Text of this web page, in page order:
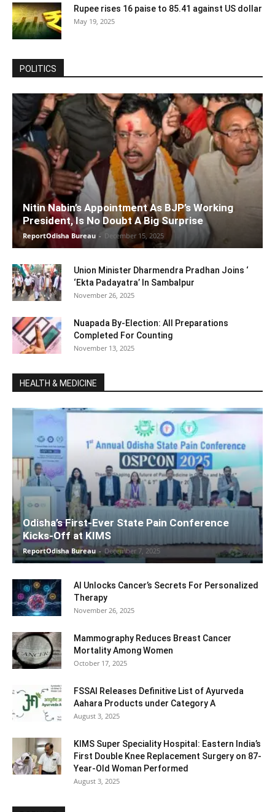
Rupee rises 16 paise to 85.41 against US dollar
May 19, 2025
POLITICS
Nitin Nabin’s Appointment As BJP’s Working
President, Is No Doubt A Big Surprise
ReportOdisha Bureau - December 15, 2025
Union Minister Dharmendra Pradhan Joins ‘
‘Ekta Padayatra’ In Sambalpur
November 26, 2025
Nuapada By-Election: All Preparations
Completed For Counting
November 13, 2025
HEALTH & MEDICINE
Odisha’s First-Ever State Pain Conference
Kicks-Off at KIMS
ReportOdisha Bureau - December 7, 2025
AI Unlocks Cancer’s Secrets For Personalized
Therapy
November 26, 2025
Mammography Reduces Breast Cancer
Mortality Among Women
October 17, 2025
FSSAI Releases Definitive List of Ayurveda
Aahara Products under Category A
August 3, 2025
KIMS Super Speciality Hospital: Eastern India’s
First Double Knee Replacement Surgery on 87-
Year-Old Woman Performed
August 3, 2025